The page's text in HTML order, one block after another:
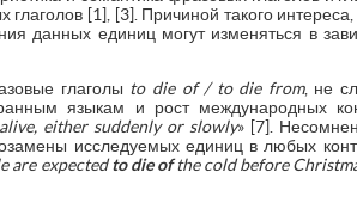
[1], [3]. Причиной такого
данных единиц могут изменяться в
глаголы to die of / to die from, не
языкам и рост международных
either suddenly or slowly» [7].
исследуемых единиц в любых
are expectedto die ofthe cold before